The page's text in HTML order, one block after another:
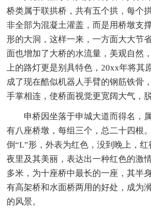
桥类属于联拱桥，共有五个拱，每个
非全部为混凝土灌盖，而是用桥墩支
形的大洞，这样一来，一方面大大节
面也增加了大桥的水流量，美观自然
上的路灯更是别具特色，20xx年将其
成了现在酷似机器人手臂的钢筋铁骨
手掌相连，使桥面视觉更宽阔大气，
申桥因坐落于申城大道而得名，
有八座桥墩，每组三个，总二十四根
倒“L”形，外表为红色，没到晚上，
夜里及其美丽，表达出一种红色的激
多米，为十座桥中最长的一座，其半
有高架桥和水面桥两用的好处，成为
的风景。